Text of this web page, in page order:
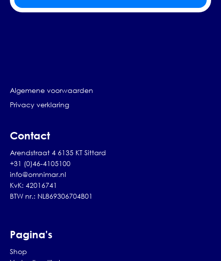
Algemene voorwaarden
Privacy verklaring
Contact
Arendstraat 4 6135 KT Sittard
+31 (0)46-4105100
info@omnimar.nl
KvK: 42016741
BTW nr.: NL869306704B01
Pagina's
Shop